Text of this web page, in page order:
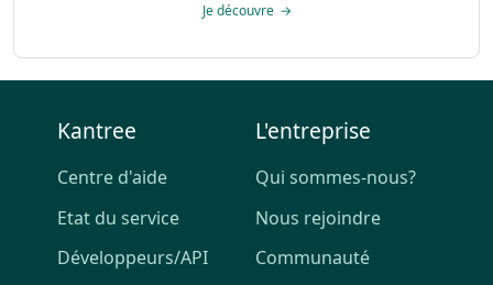
Je découvre
Kantree
Centre d'aide
Etat du service
Développeurs/API
L'entreprise
Qui sommes-nous?
Nous rejoindre
Communauté